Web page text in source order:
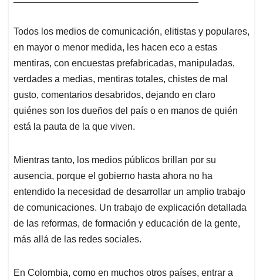
Todos los medios de comunicación, elitistas y populares,
en mayor o menor medida, les hacen eco a estas
mentiras, con encuestas prefabricadas, manipuladas,
verdades a medias, mentiras totales, chistes de mal
gusto, comentarios desabridos, dejando en claro
quiénes son los dueños del país o en manos de quién
está la pauta de la que viven.
Mientras tanto, los medios públicos brillan por su
ausencia, porque el gobierno hasta ahora no ha
entendido la necesidad de desarrollar un amplio trabajo
de comunicaciones. Un trabajo de explicación detallada
de las reformas, de formación y educación de la gente,
más allá de las redes sociales.
En Colombia, como en muchos otros países, entrar a